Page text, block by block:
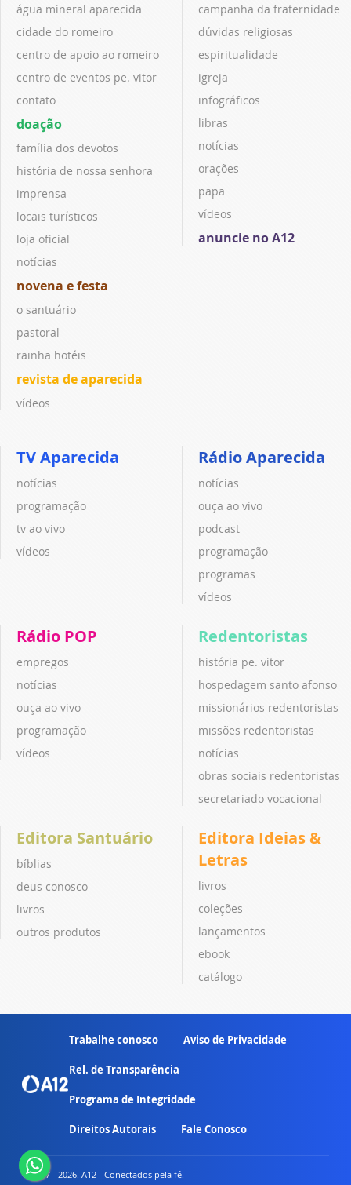
água mineral aparecida
cidade do romeiro
centro de apoio ao romeiro
centro de eventos pe. vitor
contato
doação
família dos devotos
história de nossa senhora
imprensa
locais turísticos
loja oficial
notícias
novena e festa
o santuário
pastoral
rainha hotéis
revista de aparecida
vídeos
campanha da fraternidade
dúvidas religiosas
espiritualidade
igreja
infográficos
libras
notícias
orações
papa
vídeos
anuncie no A12
TV Aparecida
notícias
programação
tv ao vivo
vídeos
Rádio Aparecida
notícias
ouça ao vivo
podcast
programação
programas
vídeos
Rádio POP
empregos
notícias
ouça ao vivo
programação
vídeos
Redentoristas
história pe. vitor
hospedagem santo afonso
missionários redentoristas
missões redentoristas
notícias
obras sociais redentoristas
secretariado vocacional
Editora Santuário
bíblias
deus conosco
livros
outros produtos
Editora Ideias &
Letras
livros
coleções
lançamentos
ebook
catálogo
Trabalhe conosco Aviso de Privacidade
Rel. de Transparência
Programa de Integridade
Direitos Autorais Fale Conosco
© 2007 - 2026. A12 - Conectados pela fé.